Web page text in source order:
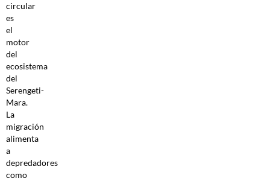
circular
es
el
motor
del
ecosistema
del
Serengeti-
Mara.
La
migración
alimenta
a
depredadores
como